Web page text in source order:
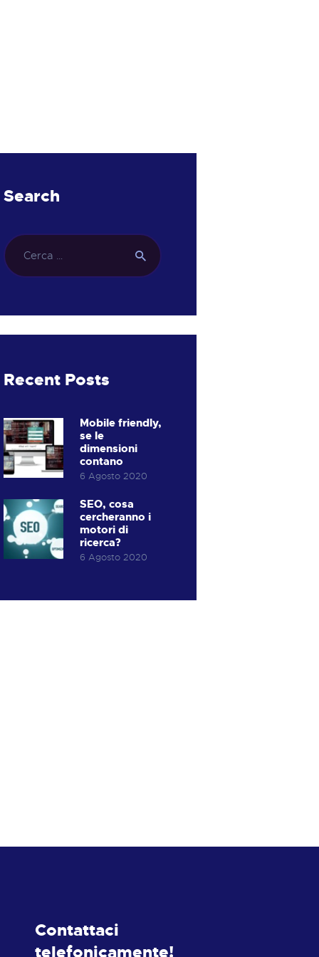
Search
Ricerca
per:
Recent Posts
Mobile friendly,
se le
dimensioni
contano
6 Agosto 2020
SEO, cosa
cercheranno i
motori di
ricerca?
6 Agosto 2020
Contattaci
telefonicamente!